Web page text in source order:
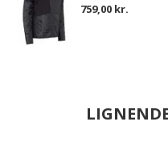
759,00 kr.